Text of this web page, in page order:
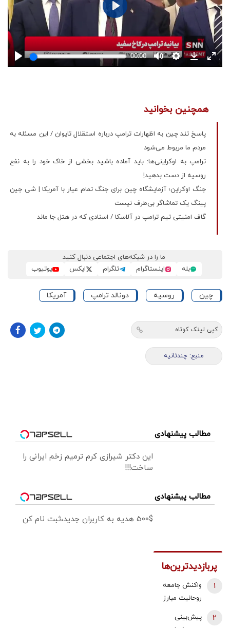
همچنین بخوانید
پاسخ تند چین به اظهارات ترامپ درباره استقلال تایوان / این مسئله به
مردم ما مربوط می‌شود
ترامپ به اوکراینی‌ها: باید آماده باشید بخشی از خاک خود را به نفع
روسیه از دست بدهید!
جنگ اوکراین؛ آزمایشگاه چین برای جنگ تمام عیار با آمریکا | شی‌ جین
پینگ یک تماشاگر بی‌طرف نیست
گاف امنیتی تیم ترامپ در آلاسکا / اسنادی که در هتل جا ماند
ما را در شبکه‌های اجتماعی دنبال کنید
بله
اینستاگرام تلگرام ایکس یوتیوب
چین روسیه دونالد ترامپ آمریکا
کپی لینک کوتاه
منبع: چندثانیه
مطالب پیشنهادی
این دکتر شیرازی کرم ترمیم زخم ایرانی را
ساخت!!!
مطالب پیشنهادی
500$ هدیه به کاربران جدید،ثبت نام کن
پربازدیدترین‌ها
واکنش جامعه
روحانیت مبارز
خرازی: اظهارات
1
پیش‌بینی
2